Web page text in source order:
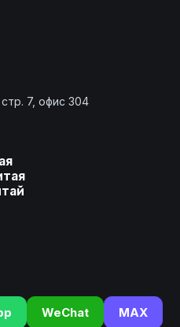
расчет?
к делу
сделаем
7, офис 304
WeChat MAX